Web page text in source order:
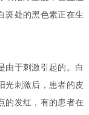
斑处的黑色素正在生
于刺激引起的。白
光刺激后，患者的皮
的发红，有的患者在